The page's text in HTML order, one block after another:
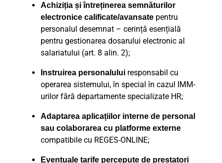
Achiziția și întreținerea semnăturilor
electronice calificate/avansate pentru
personalul desemnat – cerință esențială
pentru gestionarea dosarului electronic al
salariatului (art. 8 alin. 2);
Instruirea personalului responsabil cu
operarea sistemului, în special în cazul IMM-
urilor fără departamente specializate HR;
Adaptarea aplicațiilor interne de personal
sau colaborarea cu platforme externe
compatibile cu REGES-ONLINE;
Eventuale tarife percepute de prestatori